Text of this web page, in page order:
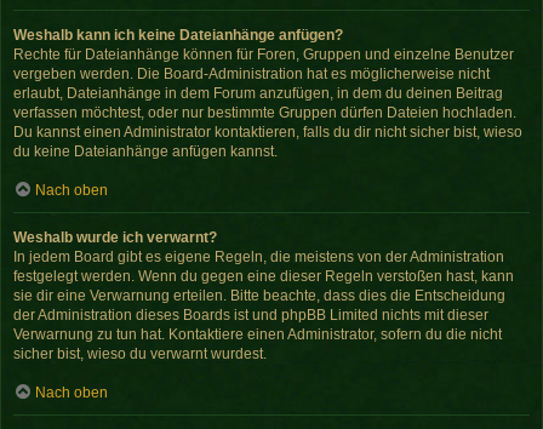
Weshalb kann ich keine Dateianhänge anfügen?
Rechte für Dateianhänge können für Foren, Gruppen und einzelne Benutzer
vergeben werden. Die Board-Administration hat es möglicherweise nicht
erlaubt, Dateianhänge in dem Forum anzufügen, in dem du deinen Beitrag
verfassen möchtest, oder nur bestimmte Gruppen dürfen Dateien hochladen.
Du kannst einen Administrator kontaktieren, falls du dir nicht sicher bist, wieso
du keine Dateianhänge anfügen kannst.
Nach oben
Weshalb wurde ich verwarnt?
In jedem Board gibt es eigene Regeln, die meistens von der Administration
festgelegt werden. Wenn du gegen eine dieser Regeln verstoßen hast, kann
sie dir eine Verwarnung erteilen. Bitte beachte, dass dies die Entscheidung
der Administration dieses Boards ist und phpBB Limited nichts mit dieser
Verwarnung zu tun hat. Kontaktiere einen Administrator, sofern du die nicht
sicher bist, wieso du verwarnt wurdest.
Nach oben